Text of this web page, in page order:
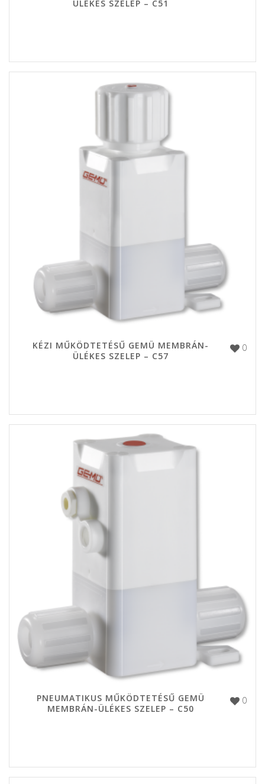
ÜLÉKES SZELEP – C51
0
KÉZI MŰKÖDTETÉSŰ GEMÜ MEMBRÁN-
ÜLÉKES SZELEP – C57
0
PNEUMATIKUS MŰKÖDTETÉSŰ GEMÜ
MEMBRÁN-ÜLÉKES SZELEP – C50